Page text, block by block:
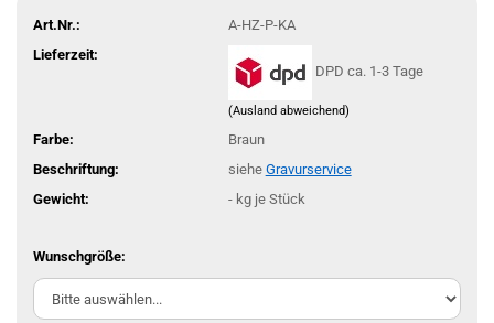
Art.Nr.:
A-HZ-P-KA
Lieferzeit:
DPD ca. 1-3 Tage
(Ausland abweichend)
Farbe:
Braun
Beschriftung:
siehe Gravurservice
Gewicht:
-kg je Stück
Wunschgröße: